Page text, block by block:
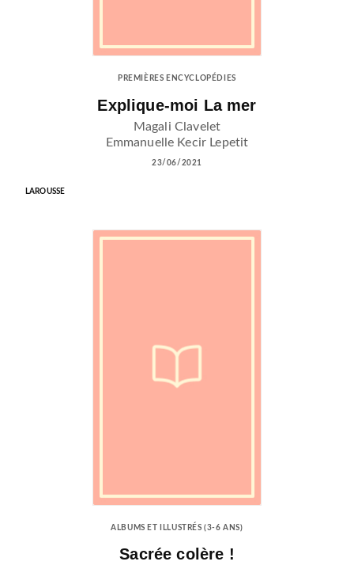
PREMIÈRES ENCYCLOPÉDIES
Explique-moi La mer
Magali Clavelet
Emmanuelle Kecir Lepetit
23/06/2021
LAROUSSE
ALBUMS ET ILLUSTRÉS (3-6 ANS)
Sacrée colère !